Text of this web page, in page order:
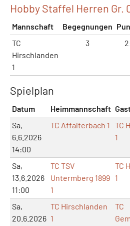
Hobby Staffel Herren Gr.
Mannschaft Begegnungen
TC
Hirschlanden
1
3
Spielplan
Datum Heimmannschaft
Sa,
6.6.2026
14:00
TC Affalterbach 1
TC
1
Sa,
13.6.2026
11:00
TC TSV
Untermberg 1899
1
TC
1
Sa,
20.6.2026
TC Hirschlanden
1
TC